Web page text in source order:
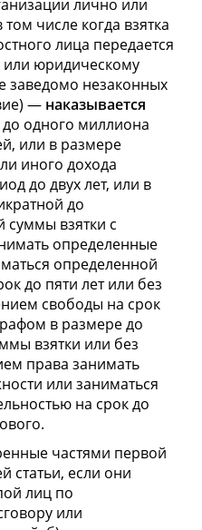
лично или
числе когда взятка
лица передается
юридическому
заведомо незаконных
— наказывается
одного миллиона
или в размере
иного дохода
до двух лет, или в
до
суммы взятки с
определенные
определенной
до пяти лет или без
свободы на срок
в размере до
взятки или без
права занимать
или заниматься
на срок до
частями первой
статьи, если они
лиц по
или